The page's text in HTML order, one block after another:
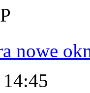
nowe